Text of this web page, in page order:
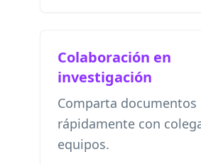
Colaboración en
investigación
Comparta documentos
rápidamente con
equipos.